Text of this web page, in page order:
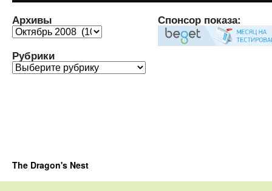
Архивы
Архивы
Рубрики
Рубрики
Спонсор показа:
The Dragon's Nest